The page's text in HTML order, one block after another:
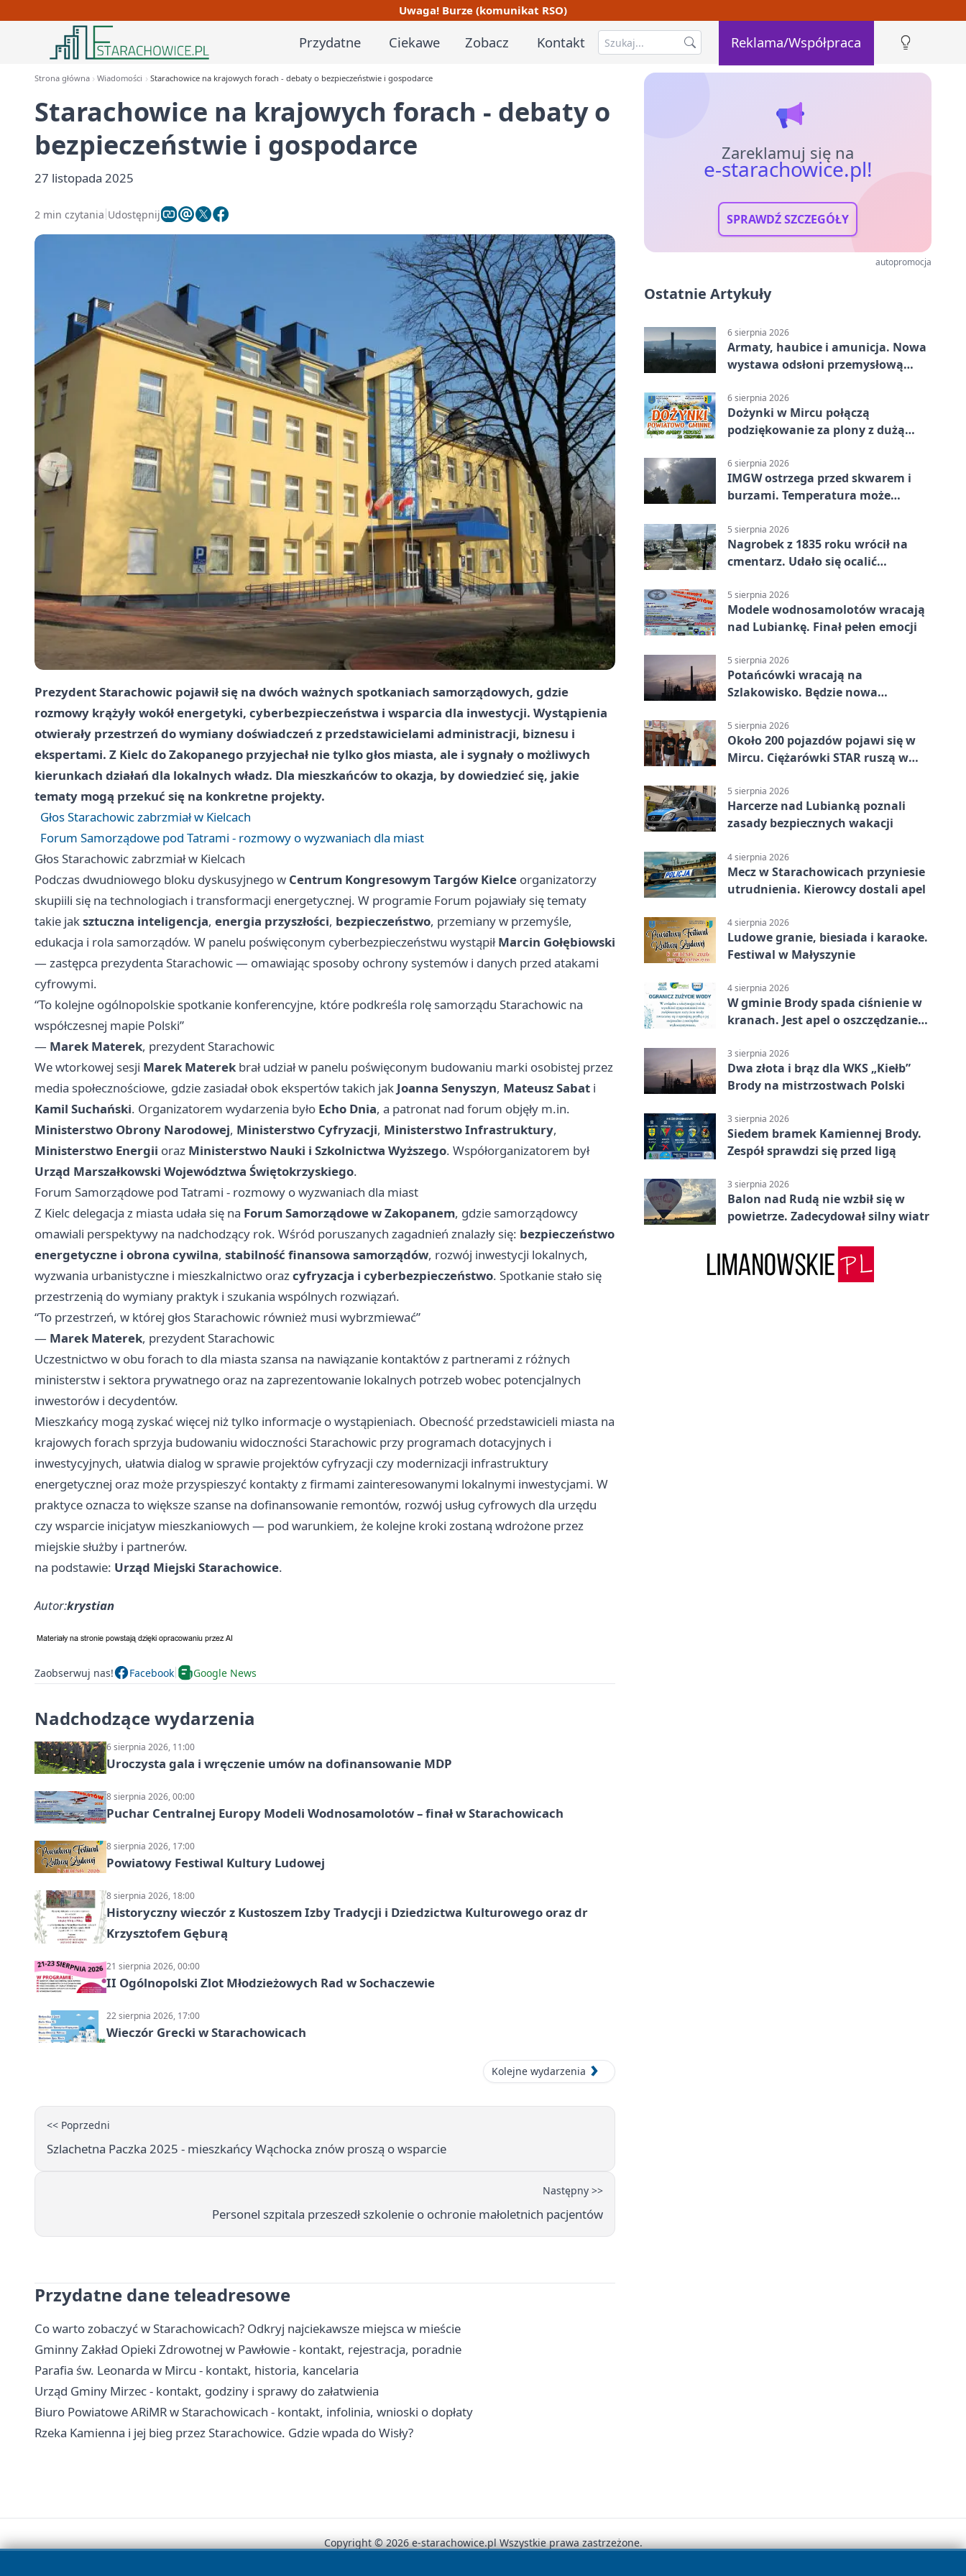
Uwaga! Burze (komunikat RSO)
Przydatne Ciekawe Zobacz Kontakt Reklama/Współpraca
Strona główna Wiadomości Starachowice na krajowych forach - debaty o bezpieczeństwie i gospodarce
Starachowice na krajowych forach - debaty o
bezpieczeństwie i gospodarce
27 listopada 2025
2 min czytania Udostępnij
Prezydent Starachowic pojawił się na dwóch ważnych spotkaniach samorządowych, gdzie
rozmowy krążyły wokół energetyki, cyberbezpieczeństwa i wsparcia dla inwestycji. Wystąpienia
otwierały przestrzeń do wymiany doświadczeń z przedstawicielami administracji, biznesu i
ekspertami. Z Kielc do Zakopanego przyjechał nie tylko głos miasta, ale i sygnały o możliwych
kierunkach działań dla lokalnych władz. Dla mieszkańców to okazja, by dowiedzieć się, jakie
tematy mogą przekuć się na konkretne projekty.
Głos Starachowic zabrzmiał w Kielcach
Forum Samorządowe pod Tatrami - rozmowy o wyzwaniach dla miast
Głos Starachowic zabrzmiał w Kielcach
Podczas dwudniowego bloku dyskusyjnego w Centrum Kongresowym Targów Kielce organizatorzy
skupiili się na technologiach i transformacji energetycznej. W programie Forum pojawiały się tematy
takie jaksztuczna inteligencja, energia przyszłości, bezpieczeństwo, przemiany w przemyśle,
edukacja i rola samorządów. W panelu poświęconym cyberbezpieczeństwu wystąpiłMarcin Gołębiowski
— zastępca prezydenta Starachowic — omawiając sposoby ochrony systemów i danych przed atakami
cyfrowymi.
“To kolejne ogólnopolskie spotkanie konferencyjne, które podkreśla rolę samorządu Starachowic na
współczesnej mapie Polski”
— Marek Materek, prezydent Starachowic
We wtorkowej sesji Marek Materek brał udział w panelu poświęconym budowaniu marki osobistej przez
media społecznościowe, gdzie zasiadał obok ekspertów takich jak Joanna Senyszyn, Mateusz Sabat i
Kamil Suchański. Organizatorem wydarzenia było Echo Dnia, a patronat nad forum objęły m.in.
Ministerstwo Obrony Narodowej, Ministerstwo Cyfryzacji, Ministerstwo Infrastruktury,
Ministerstwo Energii oraz Ministerstwo Nauki i Szkolnictwa Wyższego. Współorganizatorem był
Urząd Marszałkowski Województwa Świętokrzyskiego.
Forum Samorządowe pod Tatrami - rozmowy o wyzwaniach dla miast
Z Kielc delegacja z miasta udała się na Forum Samorządowe w Zakopanem, gdzie samorządowcy
omawiali perspektywy na nadchodzący rok. Wśród poruszanych zagadnień znalazły się: bezpieczeństwo
energetyczne i obrona cywilna, stabilność finansowa samorządów, rozwój inwestycji lokalnych,
wyzwania urbanistyczne i mieszkalnictwo orazcyfryzacja i cyberbezpieczeństwo. Spotkanie stało się
przestrzenią do wymiany praktyk i szukania wspólnych rozwiązań.
“To przestrzeń, w której głos Starachowic również musi wybrzmiewać”
— Marek Materek, prezydent Starachowic
Uczestnictwo w obu forach to dla miasta szansa na nawiązanie kontaktów z partnerami z różnych
ministerstw i sektora prywatnego oraz na zaprezentowanie lokalnych potrzeb wobec potencjalnych
inwestorów i decydentów.
Mieszkańcy mogą zyskać więcej niż tylko informacje o wystąpieniach. Obecność przedstawicieli miasta na
krajowych forach sprzyja budowaniu widoczności Starachowic przy programach dotacyjnych i
inwestycyjnych, ułatwia dialog w sprawie projektów cyfryzacji czy modernizacji infrastruktury
energetycznej oraz może przyspieszyć kontakty z firmami zainteresowanymi lokalnymi inwestycjami. W
praktyce oznacza to większe szanse na dofinansowanie remontów, rozwój usług cyfrowych dla urzędu
czy wsparcie inicjatyw mieszkaniowych — pod warunkiem, że kolejne kroki zostaną wdrożone przez
miejskie służby i partnerów.
na podstawie: Urząd Miejski Starachowice.
Autor:krystian
Zaobserwuj nas! Facebook Google News
Nadchodzące wydarzenia
6 sierpnia 2026, 11:00
Uroczysta gala i wręczenie umów na dofinansowanie MDP
8 sierpnia 2026, 00:00
Puchar Centralnej Europy Modeli Wodnosamolotów – finał w Starachowicach
8 sierpnia 2026, 17:00
Powiatowy Festiwal Kultury Ludowej
8 sierpnia 2026, 18:00
Historyczny wieczór z Kustoszem Izby Tradycji i Dziedzictwa Kulturowego oraz dr
Krzysztofem Gęburą
21 sierpnia 2026, 00:00
II Ogólnopolski Zlot Młodzieżowych Rad w Sochaczewie
22 sierpnia 2026, 17:00
Wieczór Grecki w Starachowicach
Kolejne wydarzenia
<< Poprzedni
Szlachetna Paczka 2025 - mieszkańcy Wąchocka znów proszą o wsparcie
Następny >>
Personel szpitala przeszedł szkolenie o ochronie małoletnich pacjentów
Przydatne dane teleadresowe
Co warto zobaczyć w Starachowicach? Odkryj najciekawsze miejsca w mieście
Gminny Zakład Opieki Zdrowotnej w Pawłowie - kontakt, rejestracja, poradnie
Parafia św. Leonarda w Mircu - kontakt, historia, kancelaria
Urząd Gminy Mirzec - kontakt, godziny i sprawy do załatwienia
Biuro Powiatowe ARiMR w Starachowicach - kontakt, infolinia, wnioski o dopłaty
Rzeka Kamienna i jej bieg przez Starachowice. Gdzie wpada do Wisły?
Zareklamuj się na
e-starachowice.pl!
SPRAWDŹ SZCZEGÓŁY
autopromocja
Ostatnie Artykuły
6 sierpnia 2026
Armaty, haubice i amunicja. Nowa
wystawa odsłoni przemysłową
6 sierpnia 2026
Dożynki w Mircu połączą
podziękowanie za plony z dużą
6 sierpnia 2026
IMGW ostrzega przed skwarem i
burzami. Temperatura może
5 sierpnia 2026
Nagrobek z 1835 roku wrócił na
cmentarz. Udało się ocalić
5 sierpnia 2026
Modele wodnosamolotów wracają
nad Lubiankę. Finał pełen emocji
5 sierpnia 2026
Potańcówki wracają na
Szlakowisko. Będzie nowa
5 sierpnia 2026
Około 200 pojazdów pojawi się w
Mircu. Ciężarówki STAR ruszą w
5 sierpnia 2026
Harcerze nad Lubianką poznali
zasady bezpiecznych wakacji
4 sierpnia 2026
Mecz w Starachowicach przyniesie
utrudnienia. Kierowcy dostali apel
4 sierpnia 2026
Ludowe granie, biesiada i karaoke.
Festiwal w Małyszynie
4 sierpnia 2026
W gminie Brody spada ciśnienie w
kranach. Jest apel o oszczędzanie
3 sierpnia 2026
Dwa złota i brąz dla WKS „Kiełb”
Brody na mistrzostwach Polski
3 sierpnia 2026
Siedem bramek Kamiennej Brody.
Zespół sprawdzi się przed ligą
3 sierpnia 2026
Balon nad Rudą nie wzbił się w
powietrze. Zadecydował silny wiatr
Copyright © 2026 e-starachowice.pl Wszystkie prawa zastrzeżone.